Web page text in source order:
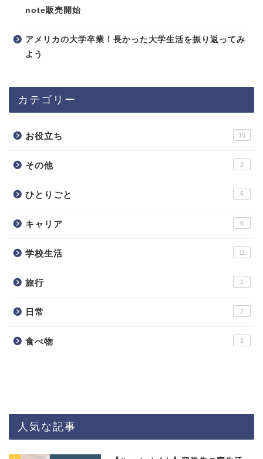
note販売開始
アメリカの大学卒業！長かった大学生活を振り返ってみ
よう
カテゴリー
お役立ち 15
その他 2
ひとりごと 6
キャリア 6
学校生活 11
旅行 1
日常 2
食べ物 1
人気な記事